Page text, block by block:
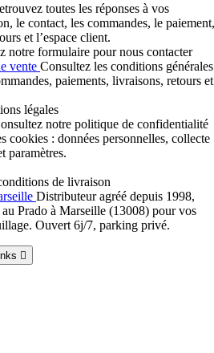
toutes les réponses à vos
le contact, les commandes, le paiement,
et l’espace client.
notre formulaire pour nous contacter
vente Consultez les conditions générales
paiements, livraisons, retours et
légales
notre politique de confidentialité
cookies : données personnelles, collecte
paramètres.
de livraison
Distributeur agréé depuis 1998,
Prado à Marseille (13008) pour vos
Ouvert 6j/7, parking privé.
